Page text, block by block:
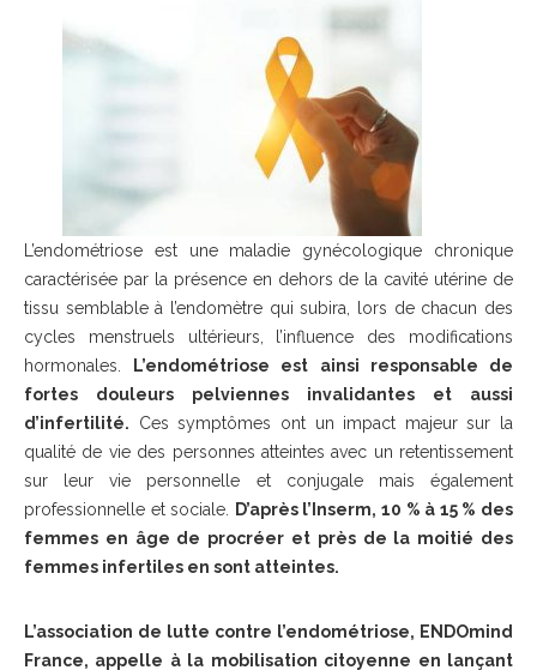
L’endométriose est une maladie gynécologique chronique
caractérisée par la présence en dehors de la cavité utérine de
tissu semblable à l’endomètre qui subira, lors de chacun des
cycles menstruels ultérieurs, l’influence des modifications
hormonales.
L’endométriose est ainsi responsable de
fortes douleurs pelviennes invalidantes et aussi
d’infertilité. Ces symptômes ont un impact majeur sur la
qualité de vie des personnes atteintes avec un retentissement
sur leur vie personnelle et conjugale mais également
professionnelle et sociale.
D’après l’Inserm, 10 % à 15 % des
femmes en âge de procréer et près de la moitié des
femmes infertiles en sont atteintes.
L’association de lutte contre l’endométriose, ENDOmind
France, appelle à la mobilisation citoyenne en lançant